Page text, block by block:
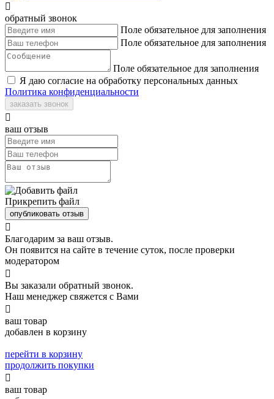

обратный звонок
Поле обязательное для заполнения
Поле обязательное для заполнения
Поле обязательное для заполнения
Я даю согласие на обработку персональных данных
Политика конфиденциальности
заказать звонок

ваш отзыв
Прикрепить файл
опубликовать отзыв

Благодарим за ваш отзыв.
Он появится на сайте в течение суток, после проверки
модератором

Вы заказали обратный звонок.
Наш менеджер свяжется с Вами

ваш товар
добавлен в корзину
перейти в корзину
продолжить покупки

ваш товар